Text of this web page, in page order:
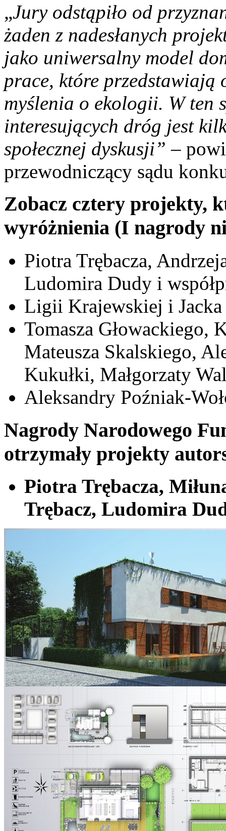
„Jury odstąpiło od
żaden z nadesłanych
jako uniwersalny model
prace, które przedstawiają
myślenia o ekologii. W ten
interesujących dróg jest
społecznej dyskusji” –
przewodniczący sądu
Zobacz cztery projekty,
wyróżnienia (I nagrody
Piotra Trębacza,
Ludomira Dudy i
Ligii Krajewskiej i
Tomasza Głowackiego,
Mateusza Skalskiego,
Kukułki, Małgorzaty
Aleksandry Poźniak-
Nagrody Narodowego
otrzymały projekty
Piotra Trębacza,
Trębacz, Ludomira